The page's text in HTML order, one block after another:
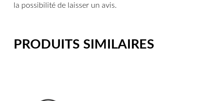
la possibilité de laisser un avis.
PRODUITS SIMILAIRES